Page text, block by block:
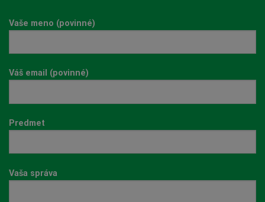
Vaše meno (povinné)
Váš email (povinné)
Predmet
Vaša správa